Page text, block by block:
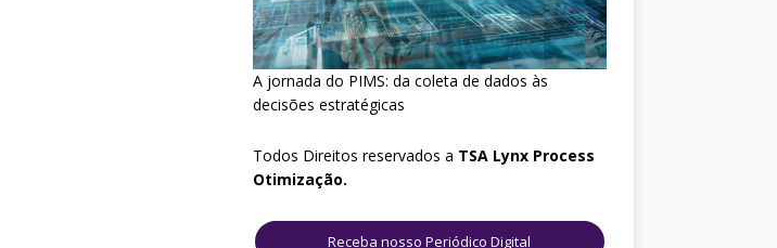
A jornada do PIMS: da coleta de dados às
decisões estratégicas
Todos Direitos reservados a TSA Lynx Process
Otimização.
Receba nosso Periódico Digital